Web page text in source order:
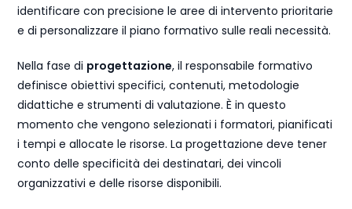
identificare con precisione le aree di intervento prioritarie
e di personalizzare il piano formativo sulle reali necessità.
Nella fase di progettazione, il responsabile formativo
definisce obiettivi specifici, contenuti, metodologie
didattiche e strumenti di valutazione. È in questo
momento che vengono selezionati i formatori, pianificati
i tempi e allocate le risorse. La progettazione deve tener
conto delle specificità dei destinatari, dei vincoli
organizzativi e delle risorse disponibili.